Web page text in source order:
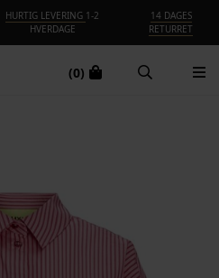
HURTIG LEVERING 1-2
HVERDAGE
14 DAGES
RETURRET
(0)